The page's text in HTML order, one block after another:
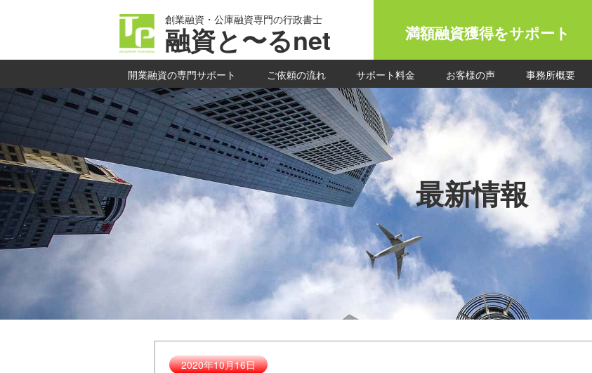
創業融資・公庫融資専門の行政書士
融資と〜るnet 満額融資獲得をサポート
開業融資の専門サポート ご依頼の流れ サポート料金 お客様の声 事務所概要
最新情報
2020年10月16日